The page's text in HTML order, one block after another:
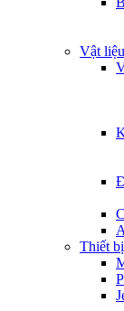
Vật
Thiết